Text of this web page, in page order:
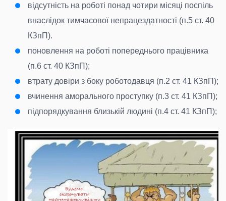
відсутність на роботі понад чотири місяці поспіль
внаслідок тимчасової непрацездатності (п.5 ст. 40
КЗпП).
поновлення на роботі попереднього працівника
(п.6 ст. 40 КЗпП);
втрату довіри з боку роботодавця (п.2 ст. 41 КЗпП);
вчинення аморального проступку (п.3 ст. 41 КЗпП);
підпорядкування близькій людині (п.4 ст. 41 КЗпП);